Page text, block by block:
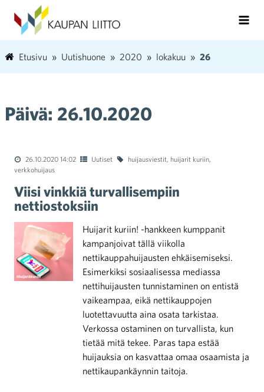
Etusivu Uutishuone 2020 lokakuu 26
Päivä: 26.10.2020
26.10.2020 14:02 Uutiset huijausviestit, huijarit kuriin,
verkkohuijaus
Viisi vinkkiä turvallisempiin
nettiostoksiin
Huijarit kuriin! -hankkeen kumppanit
kampanjoivat tällä viikolla
nettikauppahuijausten ehkäisemiseksi.
Esimerkiksi sosiaalisessa mediassa
nettihuijausten tunnistaminen on entistä
vaikeampaa, eikä nettikauppojen
luotettavuutta aina osata tarkistaa.
Verkossa ostaminen on turvallista, kun
tietää mitä tekee. Paras tapa estää
huijauksia on kasvattaa omaa osaamista ja
nettikaupankäynnin taitoja.